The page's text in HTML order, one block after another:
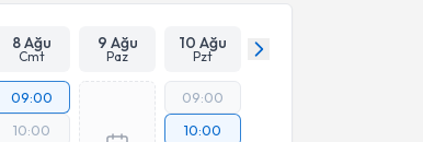
8 Ağu
Cmt
9 Ağu
Paz
10 Ağu
Pzt
09:00
10:00
09:00
10:00